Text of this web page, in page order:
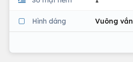
Hình dáng Vuông vắn